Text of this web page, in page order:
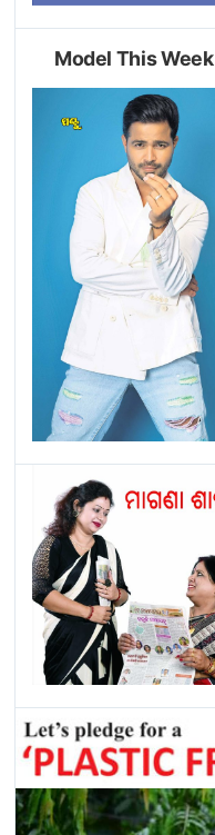
Model This Week